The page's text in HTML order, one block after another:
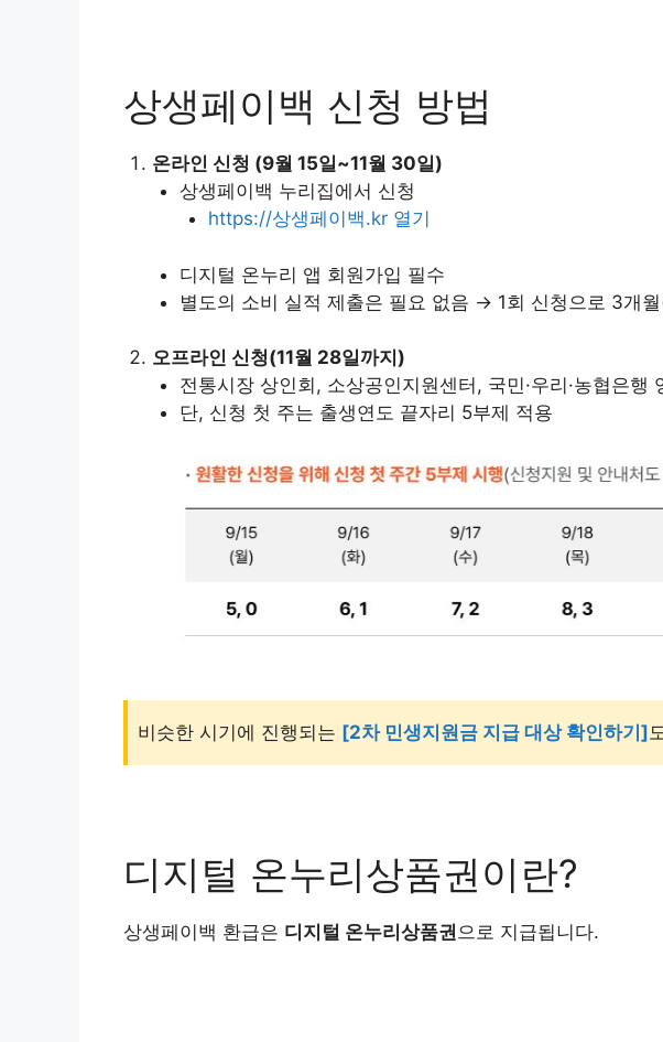
상생페이백 신청 방법
온라인 신청 (9월 15일~11월 30일)
상생페이백 누리집에서 신청
https://상생페이백.kr 열기
디지털 온누리 앱 회원가입 필수
별도의 소비 실적 제출은 필요 없음 → 1회 신청으로 3개
오프라인 신청(11월 28일까지)
전통시장 상인회, 소상공인지원센터, 국민·우리·농협은행
단, 신청 첫 주는 출생연도 끝자리 5부제 적용
비슷한 시기에 진행되는 [2차 민생지원금 지급 대상 확인하기]
디지털 온누리상품권이란?
상생페이백 환급은 디지털 온누리상품권으로 지급됩니다.